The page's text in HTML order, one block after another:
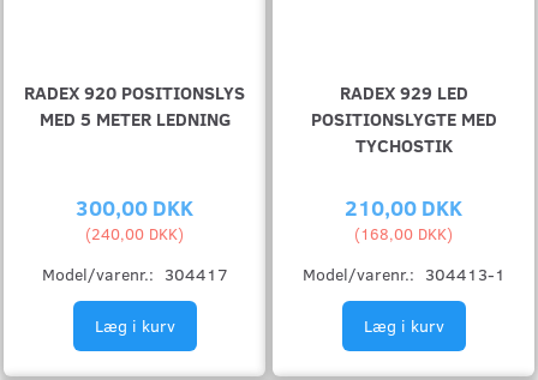
RADEX 920 POSITIONSLYS
MED 5 METER LEDNING
300,00 DKK
(240,00 DKK)
Model/varenr.: 304417
Læg i kurv
RADEX 929 LED
POSITIONSLYGTE MED
TYCHOSTIK
210,00 DKK
(168,00 DKK)
Model/varenr.: 304413-1
Læg i kurv